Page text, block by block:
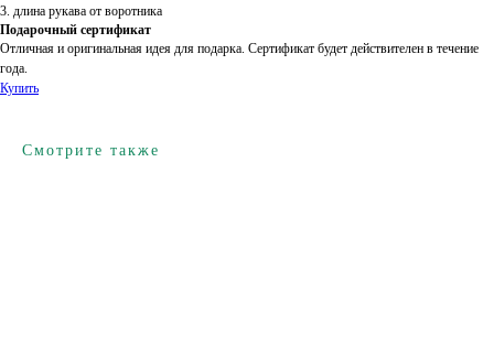
3. длина рукава от воротника
Подарочный сертификат
Отличная и оригинальная идея для подарка. Сертификат будет действителен в течение
года.
Купить
Смотрите также